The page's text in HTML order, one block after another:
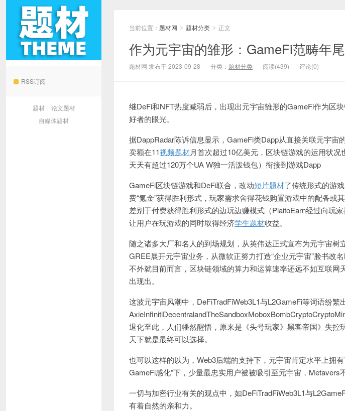
RSS订阅
题材 | 论文题材
自媒体题材
当前位置： 题材网 > 题材分类 > 正文
作为元宇宙的雏形：GameFi范畴年
题材网 发布于 2023-09-28 分类： 题材分类 阅读(439) 评论(0)
继DeFi和NFT热度减弱后，出现出元宇宙雏形的GameFi作为区
好者的眼光。
据DappRadar陈诉信息显示，GameFi类Dapp从直接关联元宇宙
卖额在11视频题材月首次超过10亿美元，区块链游戏的运用状
天天有超过120万个UA W独一活泼钱包）衔接到游戏Dapp
GameFi区块链游戏和DeFi联合，改动短片题材了传统形式的游
费“氪金”获得胜利形式，玩家需求舍得花钱购置游戏中的配备或
差别于付费获得胜利形式的边玩边赚模式（PlaitoEarn经过向玩
让用户在玩游戏的同时取得经济学生题材收益。
随之诸多大厂和名人的到场规划，从英伟达正式宣布为元宇宙树
GREE展开元宇宙业务，从微软正努力打造“企业元宇宙”脸书改
不外就目前而言，区块链领域的算力和运算速率还远不如互联网
出现出。
这波元宇宙风潮中，DeFiTradFiWeb3L1与L2GameFi等词语纷
退化至此，人们幡然醒悟，原来是《头号玩家》黑客帝国》失控
天下就是最终可以选择。
也可以这样的以为，Web3后端的支持下，元宇宙肯定水平上拥
GameFi感化”下，少量最忠实用户被被吸引至元宇宙，Metavers
一切与加密行业有关的观点中，如DeFiTradFiWeb3L1与
有着自然的亲和力。